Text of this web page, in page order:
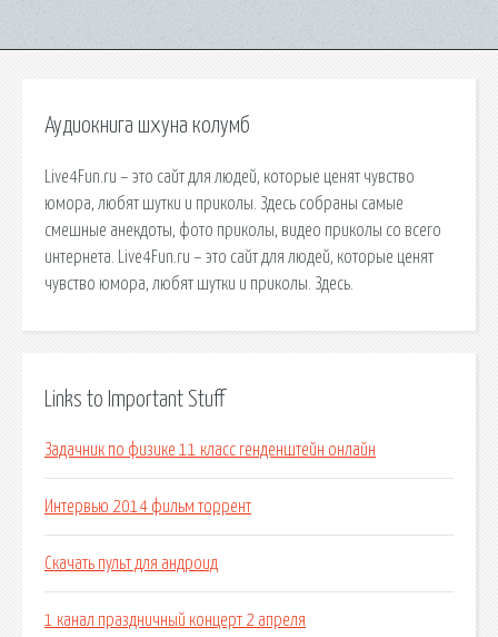
Аудиокнига шхуна колумб
Live4Fun.ru – это сайт для людей, которые ценят чувство
юмора, любят шутки и приколы. Здесь собраны самые
смешные анекдоты, фото приколы, видео приколы со всего
интернета. Live4Fun.ru – это сайт для людей, которые ценят
чувство юмора, любят шутки и приколы. Здесь.
Links to Important Stuff
Задачник по физике 11 класс генденштейн онлайн
Интервью 2014 фильм торрент
Скачать пульт для андроид
1 канал праздничный концерт 2 апреля